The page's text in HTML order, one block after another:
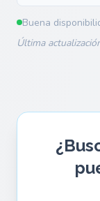
Buena
Última